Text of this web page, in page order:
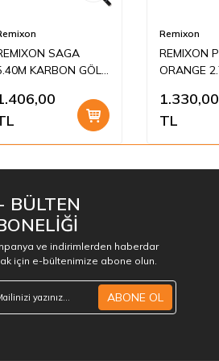
SAGA
KARBON GÖL
Remixon
REMIXON
ORANGE
KAMIŞ
1.330,00
TL
BÜLTEN
ve indirimlerden haberdar
için e-bültenimize abone olun.
ABONE OL